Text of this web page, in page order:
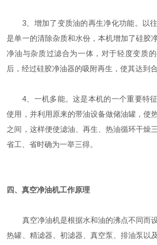
3、增加了变质油的再生净化功能。以往
是单一的清除杂质和水份，本机增加了硅胶
净油与杂质过滤合为一体，对于轻度变质
后，经过硅胶净油器的吸附再生，使其达到
4、一机多能。这是本机的一个重要特征
使用，并利用原来的带油设备做储油罐，使
之间，这样便使滤油、再生、热油循环干燥
省工、省时确为一举三得。
四、真空净油机工作原理
真空净油机是根据水和油的沸点不同而
热罐、精滤器、初滤器、真空泵、排油泵以